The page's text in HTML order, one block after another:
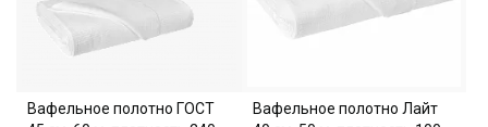
Вафельное полотно ГОСТ
Вафельное полотно Лайт